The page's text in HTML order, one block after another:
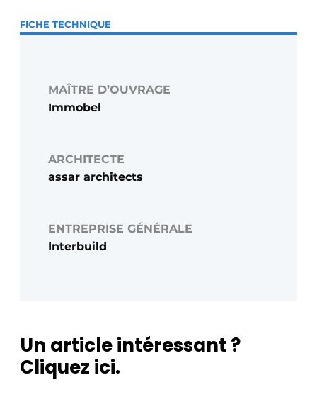
FICHE TECHNIQUE
MAÎTRE D’OUVRAGE
Immobel
ARCHITECTE
assar architects
ENTREPRISE GÉNÉRALE
Interbuild
Un article intéressant ?
Cliquez ici.